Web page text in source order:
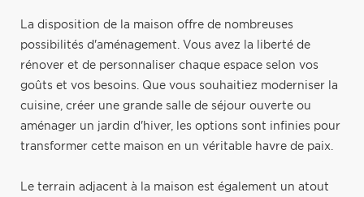
La disposition de la maison offre de nombreuses
possibilités d'aménagement. Vous avez la liberté de
rénover et de personnaliser chaque espace selon vos
goûts et vos besoins. Que vous souhaitiez moderniser la
cuisine, créer une grande salle de séjour ouverte ou
aménager un jardin d'hiver, les options sont infinies pour
transformer cette maison en un véritable havre de paix.
Le terrain adjacent à la maison est également un atout